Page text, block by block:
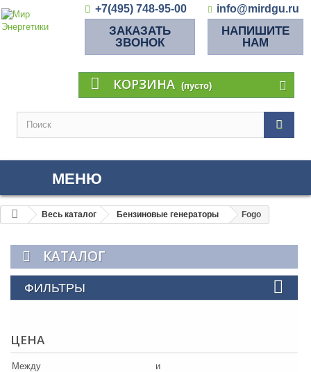
+7(495) 748-95-00 info@mirdgu.ru
ЗАКАЗАТЬ
ЗВОНОК
НАПИШИТЕ
НАМ
КОРЗИНА (пусто)
МЕНЮ
Весь каталог Бензиновые генераторы Fogo
КАТАЛОГ
ФИЛЬТРЫ
ЦЕНА
Между
и